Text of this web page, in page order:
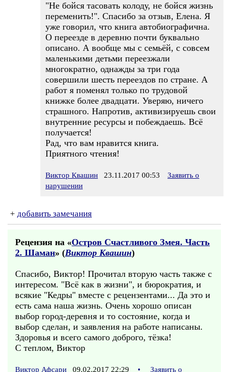
"Не бойся тасовать колоду, не бойся жизнь
переменить!". Спасибо за отзыв, Елена. Я
уже говорил, что книга автобиографична.
О переезде в деревню почти буквально
описано. А вообще мы с семьёй, с совсем
маленькими детьми переезжали
многократно, однажды за три года
совершили шесть переездов по стране. А
работ я поменял только по трудовой
книжке более двадцати. Уверяю, ничего
страшного. Напротив, активизируешь свои
внутренние ресурсы и побеждаешь. Всё
получается!
Рад, что вам нравится книга.
Приятного чтения!
Виктор Квашин 23.11.2017 00:53
Заявить о
нарушении
+ добавить замечания
Рецензия на «Остров Счастливого Змея. Часть
2. Шаман» (Виктор Квашин)
Спасибо, Виктор! Прочитал вторую часть также с
интересом. "Всё как в жизни", и бюрократия, и
всякие "Кедры" вместе с рецензентами... Да это и
есть сама наша жизнь. Очень хорошо описан
выбор город-деревня и то состояние, когда и
выбор сделан, и заявления на работе написаны.
Здоровья и всего самого доброго, тёзка!
С теплом, Виктор
Виктор Афсари 09.02.2017 22:29 • Заявить о